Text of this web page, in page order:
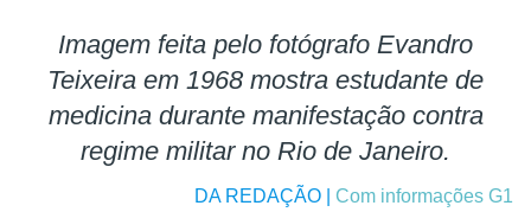
Imagem feita pelo fotógrafo Evandro
Teixeira em 1968 mostra estudante de
medicina durante manifestação contra
regime militar no Rio de Janeiro.
DA REDAÇÃO | Com informações G1